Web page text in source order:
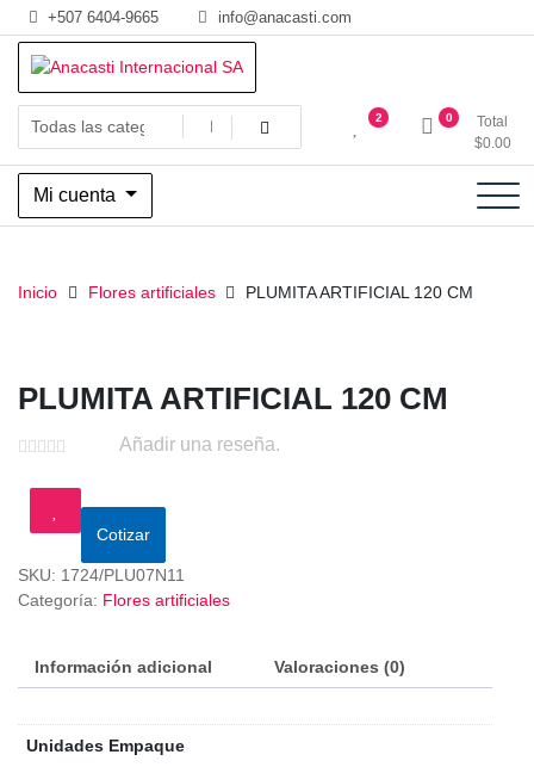
Saltar
al
contenido
+507 6404-9665 info@anacasti.com
Anacasti Internacional SA
Ventas de productos al por mayor de flores y plantas. juguetes,
navidad, religioso y adornos
2 0
Total
$0.00
Mi cuenta
Inicio Flores artificiales PLUMITA ARTIFICIAL 120 CM
PLUMITA ARTIFICIAL 120 CM
Añadir una reseña.
Cotizar
SKU: 1724/PLU07N11
Categoría: Flores artificiales
Información adicional Valoraciones (0)
Unidades Empaque